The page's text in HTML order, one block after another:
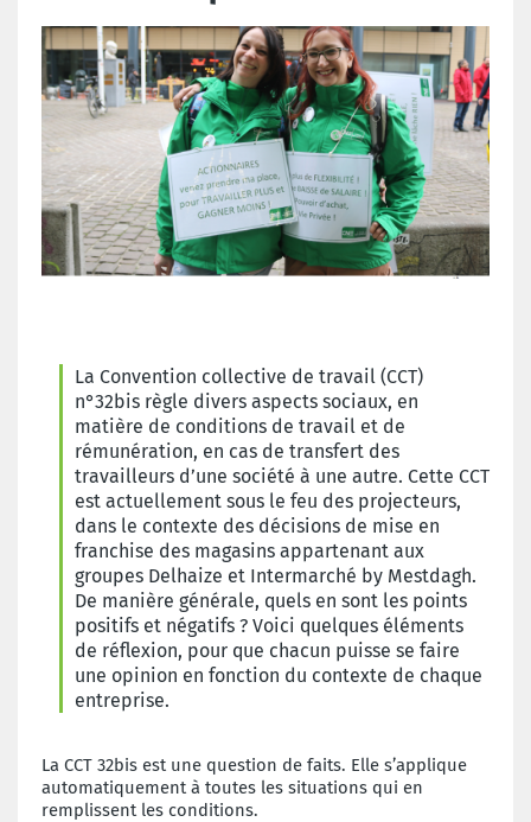
La Convention collective de travail (CCT)
n°32bis règle divers aspects sociaux, en
matière de conditions de travail et de
rémunération, en cas de transfert des
travailleurs d’une société à une autre. Cette CCT
est actuellement sous le feu des projecteurs,
dans le contexte des décisions de mise en
franchise des magasins appartenant aux
groupes Delhaize et Intermarché by Mestdagh.
De manière générale, quels en sont les points
positifs et négatifs ? Voici quelques éléments
de réflexion, pour que chacun puisse se faire
une opinion en fonction du contexte de chaque
entreprise.
La CCT 32bis est une question de faits. Elle s’applique
automatiquement à toutes les situations qui en
remplissent les conditions.